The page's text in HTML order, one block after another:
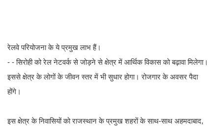
रेलवे परियोजना के ये प्रमुख लाभ हैं।
- - सिरोही को रेल नेटवर्क से जोड़ने से क्षेत्र में आर्थिक विकास को बढ़ावा मिलेगा।
इससे क्षेत्र के लोगों के जीवन स्तर में भी सुधार होगा। रोजगार के अवसर पैदा
होंगे।
इस क्षेत्र के निवासियों को राजस्थान के प्रमुख शहरों के साथ-साथ अहमदाबाद,